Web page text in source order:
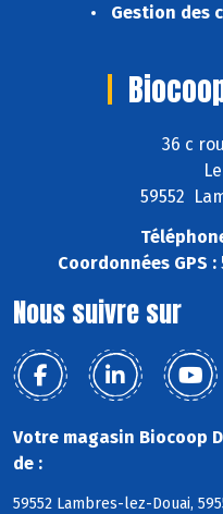
Gestion des
36 c
59552
Coordonnées GPS :
Nous suivre sur
Votre magasin Biocoop
de :
59552 Lambres-lez-Douai,